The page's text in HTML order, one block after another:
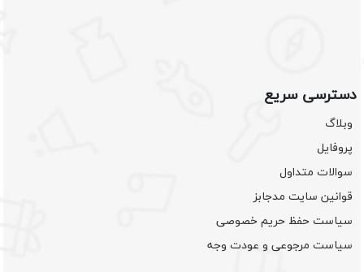
دسترسی سریع
وبلاگ
پروفایل
سوالات متداول
قوانین سایت مدجابز
سیاست حفظ حریم خصوصی
سیاست مرجوعی و عودت وجه